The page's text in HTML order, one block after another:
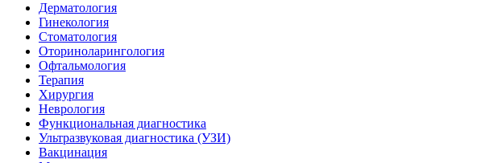
Дерматология
Гинекология
Стоматология
Оториноларингология
Офтальмология
Терапия
Хирургия
Неврология
Функциональная диагностика
Ультразвуковая диагностика (УЗИ)
Вакцинация